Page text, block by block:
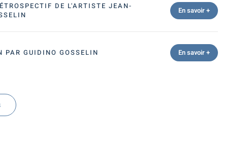
DE L'ARTISTE JEAN-
En savoir +
PAR GUIDINO GOSSELIN En savoir +